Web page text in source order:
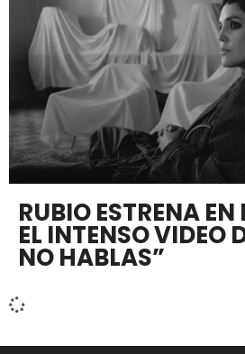
RUBIO ESTRENA
EL INTENSO VIDEO
NO HABLAS”